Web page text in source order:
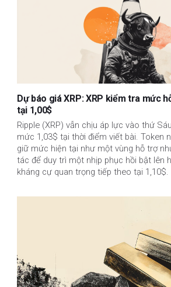
Dự báo giá XRP: XRP kiểm tra mức
tại 1,00$
Ripple (XRP) vẫn chịu áp lực vào thứ
mức 1,03$ tại thời điểm viết bài. Token
giữ mức hiện tại như một vùng hỗ trợ
tác để duy trì một nhịp phục hồi bật lên
kháng cự quan trọng tiếp theo tại 1,10$.